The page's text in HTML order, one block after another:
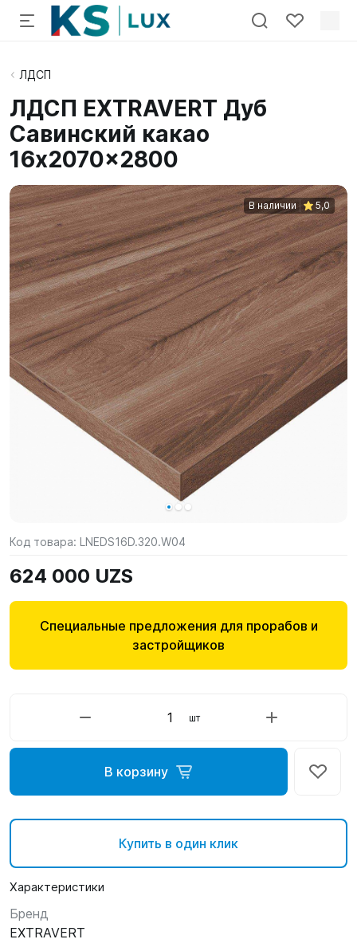
ЛДСП
ЛДСП EXTRAVERT Дуб
Савинский какао
16x2070x2800
В наличии 5,0
Код товара: LNEDS16D.320.W04
624 000 UZS
Специальные предложения для прорабов и
застройщиков
шт
В корзину
Купить в один клик
Характеристики
Бренд
EXTRAVERT